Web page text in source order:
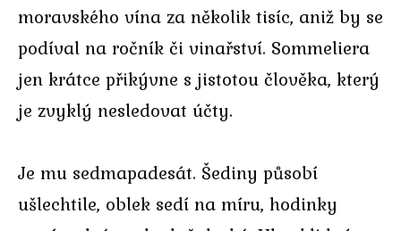
moravského vína za několik tisíc, aniž by se
podíval na ročník či vinařství. Sommeliera
jen krátce přikývne s jistotou člověka, který
je zvyklý nesledovat účty.
Je mu sedmapadesát. Šediny působí
ušlechtile, oblek sedí na míru, hodinky